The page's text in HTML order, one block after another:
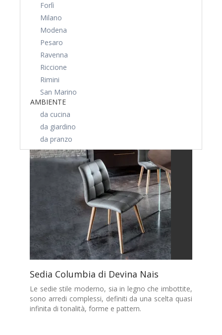
Forlì
Milano
Modena
Pesaro
Ravenna
Riccione
Rimini
San Marino
AMBIENTE
da cucina
da giardino
da pranzo
Sedia Columbia di Devina Nais
Le sedie stile moderno, sia in legno che imbottite,
sono arredi complessi, definiti da una scelta quasi
infinita di tonalità, forme e pattern.